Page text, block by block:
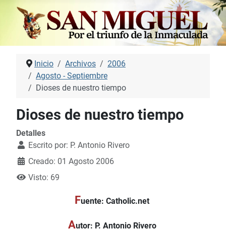
Inicio Archivos
2006
Agosto - Septiembre
Dioses de nuestro tiempo
Dioses de nuestro tiempo
Detalles
Escrito por: P. Antonio Rivero
Creado: 01 Agosto 2006
Visto: 69
Fuente: Catholic.net
Autor: P. Antonio Rivero